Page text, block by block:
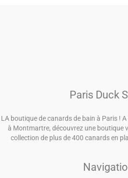
Paris Duck
LA boutique de canards de bain à Paris !
à Montmartre, découvrez une boutique
collection de plus de 400 canards en